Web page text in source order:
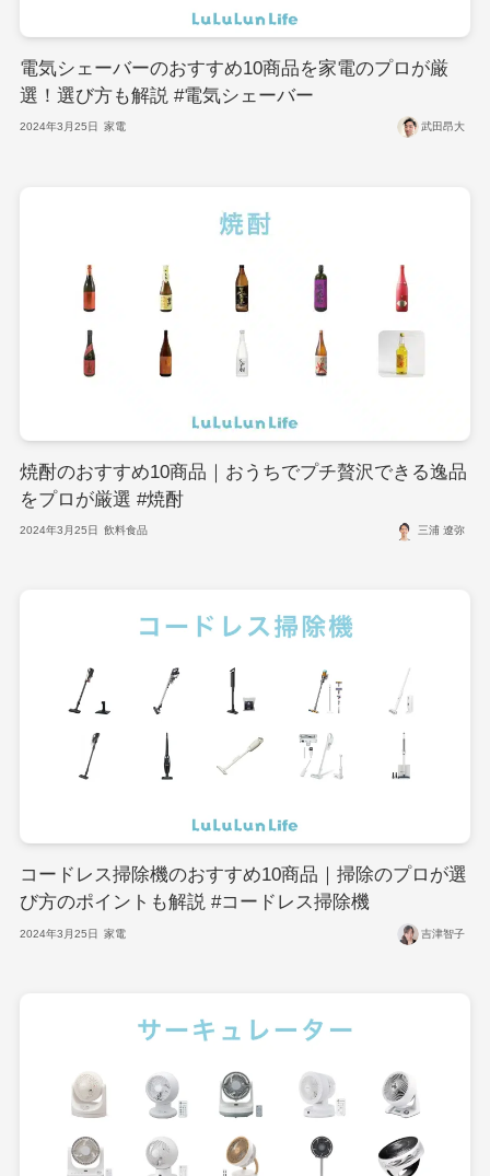
電気シェーバーのおすすめ10商品を家電のプロが厳
選！選び方も解説 #電気シェーバー
2024年3月25日 家電 武田昂大
焼酎のおすすめ10商品｜おうちでプチ贅沢できる逸品
をプロが厳選 #焼酎
2024年3月25日 飲料食品 三浦 遼弥
コードレス掃除機のおすすめ10商品｜掃除のプロが選
び方のポイントも解説 #コードレス掃除機
2024年3月25日 家電 吉津智子